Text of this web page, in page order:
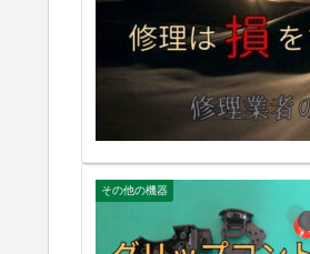
その他の機器